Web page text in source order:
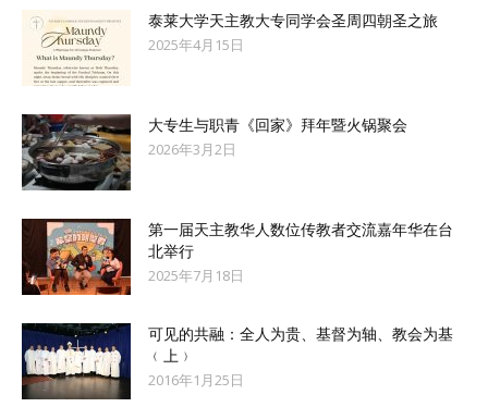
泰莱大学天主教大专同学会圣周四朝圣之旅
2025年4月15日
大专生与职青《回家》拜年暨火锅聚会
2026年3月2日
第一届天主教华人数位传教者交流嘉年华在台
北举行
2025年7月18日
可见的共融：全人为贵、基督为轴、教会为基
﹙上﹚
2016年1月25日